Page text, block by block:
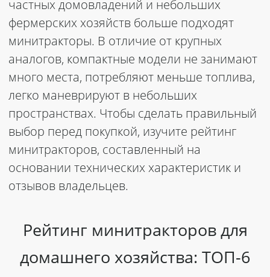
частных домовладений и небольших
фермерских хозяйств больше подходят
минитракторы. В отличие от крупных
аналогов, компактные модели не занимают
много места, потребляют меньше топлива,
легко маневрируют в небольших
пространствах. Чтобы сделать правильный
выбор перед покупкой, изучите рейтинг
минитракторов, составленный на
основании технических характеристик и
отзывов владельцев.
Рейтинг минитракторов для
домашнего хозяйства: ТОП-6